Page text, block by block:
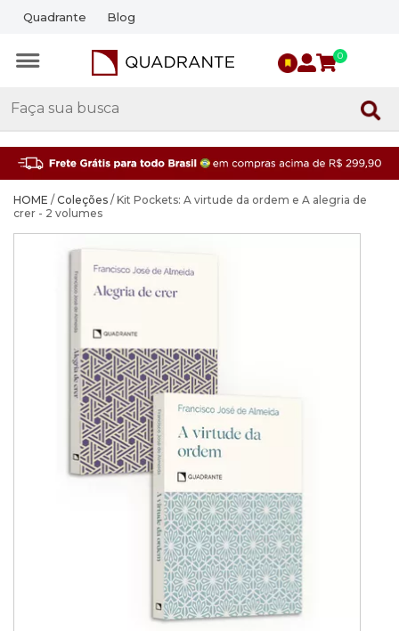
Quadrante Blog
0
HOME / Coleções / Kit Pockets: A virtude da ordem e A alegria de
crer - 2 volumes